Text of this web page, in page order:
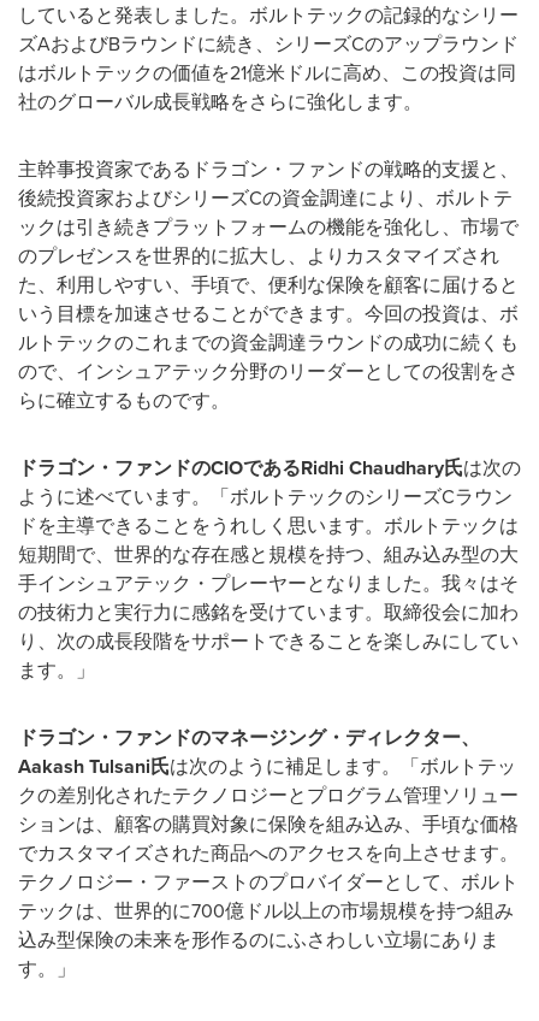
していると発表しました。ボルトテックの記録的なシリー
ズAおよびBラウンドに続き、シリーズCのアップラウンド
はボルトテックの価値を21億米ドルに高め、この投資は同
社のグローバル成長戦略をさらに強化します。
主幹事投資家であるドラゴン・ファンドの戦略的支援と、
後続投資家およびシリーズCの資金調達により、ボルトテ
ックは引き続きプラットフォームの機能を強化し、市場で
のプレゼンスを世界的に拡大し、よりカスタマイズされ
た、利用しやすい、 手頃で、便利な保険を顧客に届けると
いう目標を加速させることができます。今回の投資は、ボ
ルトテックのこれまでの資金調達ラウンドの成功に続くも
ので、インシュアテック分野のリーダーとしての役割をさ
らに確立するものです。
ドラゴン・ファンドのCIOであるRidhi Chaudhary氏は次の
ように述べています。「ボルトテックのシリーズCラウン
ドを主導できることをうれしく思います。ボルトテックは
短期間で、世界的な存在感と規模を持つ、組み込み型の大
手インシュアテック・プレーヤーとなりました。我々はそ
の技術力と実行力に感銘を受けています。取締役会に加わ
り、次の成長段階をサポートできることを楽しみにしてい
ます。」
ドラゴン・ファンドのマネージング・ディレクター、
Aakash Tulsani氏は次のように補足します。「ボルトテッ
クの差別化されたテクノロジーとプログラム管理ソリュー
ションは、顧客の購買対象に保険を組み込み、手頃な価格
でカスタマイズされた商品へのアクセスを向上させます。
テクノロジー・ファーストのプロバイダーとして、ボルト
テックは、世界的に700億ドル以上の市場規模を持つ組み
込み型保険の未来を形作るのにふさわしい立場にありま
す。」